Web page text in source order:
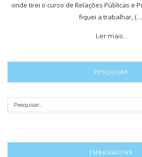
onde tirei o curso de Relações Públicas e
fiquei a trabalhar,
Ler mais…
PESQUISAR
EMBAIXADORA